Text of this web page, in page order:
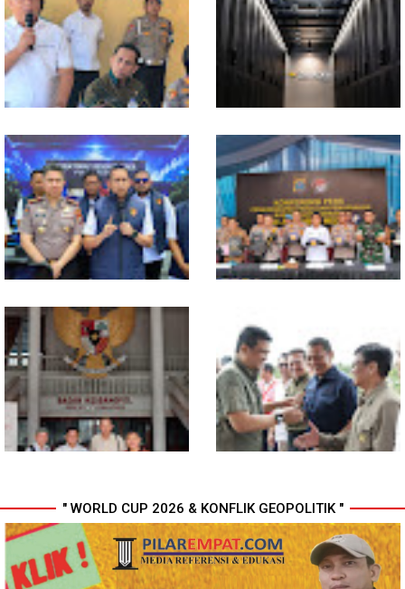
Band Medan Harus Berani
Bereskperimen
2026 berkisar 5,06 Persen, BI :
Konsumsi RT dan
Perdagangan CPO
Penyumbang Tertinggi
Polresta Deliserdang
Musnahkan 1,2 Kilo Gram
Sabu-sabu: Tiga Tersangka
Gagal Edarkan Ribuan Dosis
Narkoba
Indosat, Ooredoo Group,
Nokia, dan NVIDIA Luncurkan
Zankore by Indosat, Siap
Layani Kawasan Asia-Pasifik
dengan Platform Infrastruktur
AI Terintegerasi
Polda Sumut Bongkar Sindikat
Scamming Internasional di
Apartemen Medan, Korban
Rugi Rp6,7 Miliar
Selama 300 Hari, Polrestabes
Medan Tangkap 1.434
Tersangka Narkoba
MIO Indonesia Sumut Resmi
Daftarkan Organisasi ke
Kesbangpol, Langkah Awal
Perkuat Profesionalisme
Media Online
Komisi D DPRDSU Ikut Gubsu
Bobby Nasution Berkantor di
Nias
" WORLD CUP 2026 & KONFLIK GEOPOLITIK "